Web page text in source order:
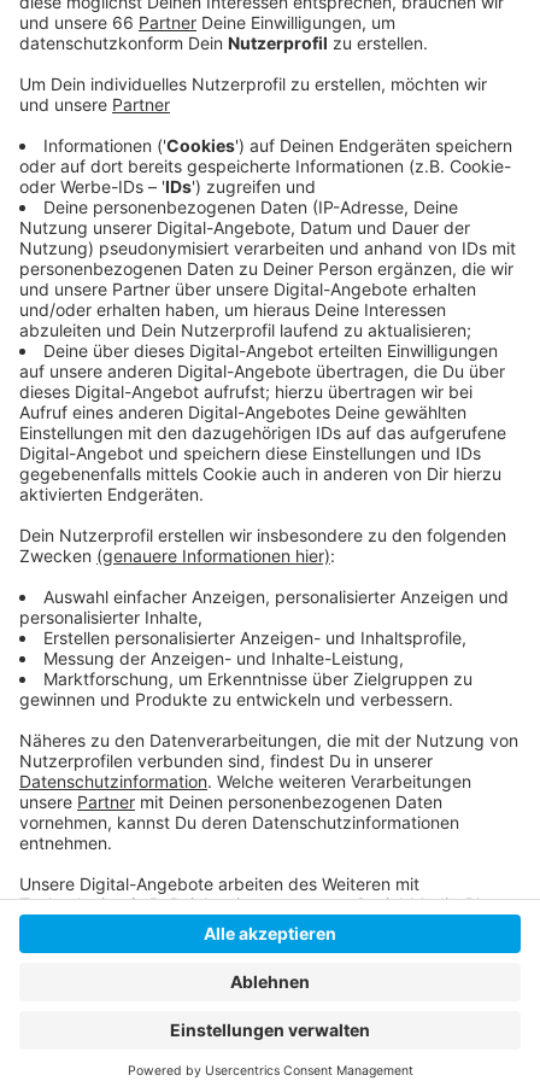
Anzeige
Daraufhin war der komplette Sicherheitsbereich des
Flughafens für Stunden geräumt worden. Der Mann
soll nun 2500 € Geldstrafe zahlen. Mit ihm war damals
ein Student aus Hamburg durch die Sicherheitstür
gegangen. Er wurde wegen seines geringen
Einkommens bereits zu einer Geldstrafe von 500 EUR
verurteilt. Beiden Männern drohen noch erhebliche
Regressforderungen des Flughafens. Von dem Alarm
waren 6500 Passagiere betroffen, die zum Großteil
ihre Flüge nicht antreten konnten.
Weitere Infos und Links zum Thema:
Hier geht es zur Flughafen-Homepage!
Der Talk mit Michael Hanné vom 28. Juni 2020!
Vor Corona hat der Flughafen Rekordzahlen
vorgelegt!
Anzeige
Anzeige